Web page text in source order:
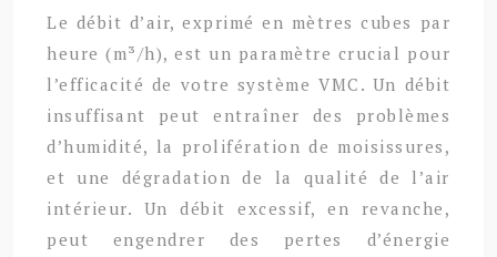
Le débit d’air, exprimé en mètres cubes par
heure (m³/h), est un paramètre crucial pour
l’efficacité de votre système VMC. Un débit
insuffisant peut entraîner des problèmes
d’humidité, la prolifération de moisissures,
et une dégradation de la qualité de l’air
intérieur. Un débit excessif, en revanche,
peut engendrer des pertes d’énergie